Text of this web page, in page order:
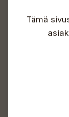
Info &
+358 50 388
Tämä